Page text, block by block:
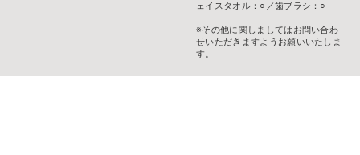
ェイスタオル：○／歯ブラシ：○
※その他に関しましてはお問い合わ
せいただきますようお願いいたしま
す。